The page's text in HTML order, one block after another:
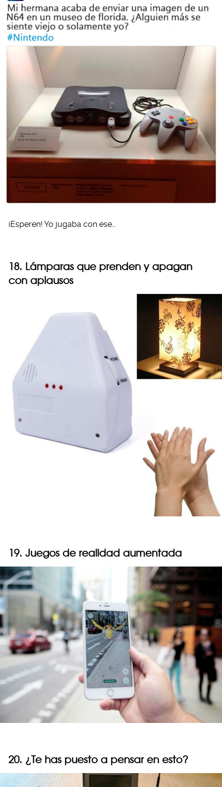
¡Esperen! Yo jugaba con ese…
18. Lámparas que prenden y apagan
con aplausos
19. Juegos de realidad aumentada
20. ¿Te has puesto a pensar en esto?